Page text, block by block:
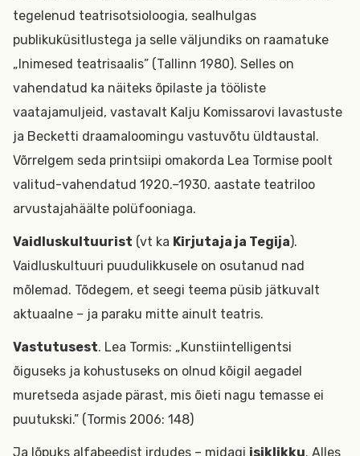
tegelenud teatrisotsioloogia, sealhulgas
publikuküsitlustega ja selle väljundiks on raamatuke
„Inimesed teatrisaalis” (Tallinn 1980). Selles on
vahendatud ka näiteks õpilaste ja tööliste
vaatajamuljeid, vastavalt Kalju Komissarovi lavastuste
ja Becketti draamaloomingu vastuvõtu üldtaustal.
Võrrelgem seda printsiipi omakorda Lea Tormise poolt
valitud-vahendatud 1920.–1930. aastate teatriloo
arvustajahäälte polüfooniaga.
Vaidluskultuurist (vt ka Kirjutaja ja Tegija).
Vaidluskultuuri puudulikkusele on osutanud nad
mõlemad. Tõdegem, et seegi teema püsib jätkuvalt
aktuaalne – ja paraku mitte ainult teatris.
Vastutusest. Lea Tormis: „Kunstiintelligentsi
õiguseks ja kohustuseks on olnud kõigil aegadel
muretseda asjade pärast, mis õieti nagu temasse ei
puutukski.” (Tormis 2006: 148)
Ja lõpuks alfabeedist irdudes – midagi isiklikku. Alles